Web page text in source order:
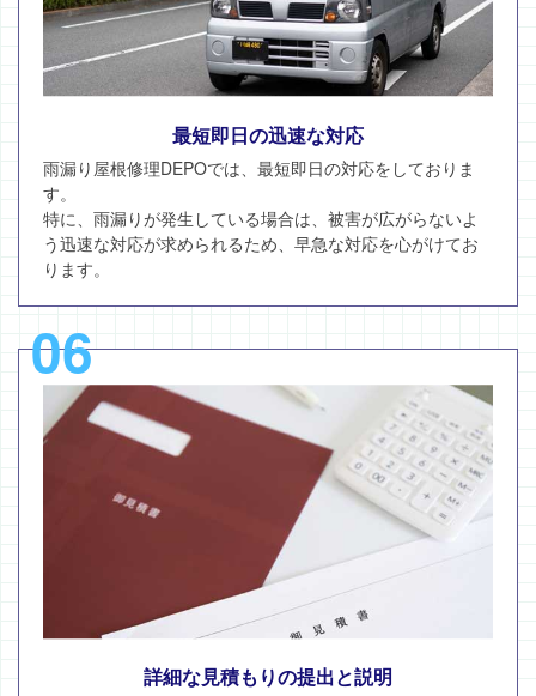
最短即日の迅速な対応
雨漏り屋根修理DEPOでは、最短即日の対応をしておりま
す。
特に、雨漏りが発生している場合は、被害が広がらないよ
う迅速な対応が求められるため、早急な対応を心がけてお
ります。
06
詳細な見積もりの提出と説明